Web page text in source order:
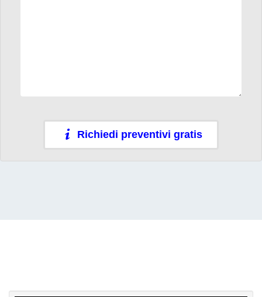
Richiedi preventivi gratis